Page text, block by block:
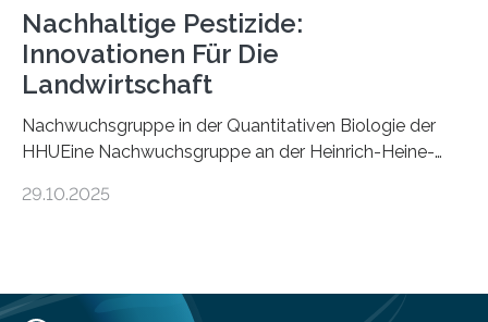
Nachhaltige Pestizide:
Innovationen Für Die
Landwirtschaft
Nachwuchsgruppe in der Quantitativen Biologie der
HHUEine Nachwuchsgruppe an der Heinrich-Heine-
fünf Jahren erforschen, wie Bakterien auf
Insektenblume. Das Bundesministerium für Forschung,
29.10.2025